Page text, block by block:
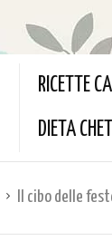
RICETTE
DIETA
Il cibo delle